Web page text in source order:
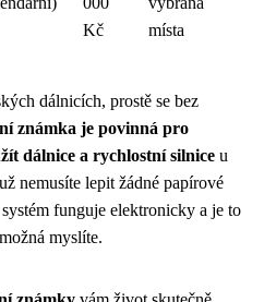
Kč
místa
dálnicích, prostě se bez
známka je povinná pro
dálnice a rychlostní silnice u
nemusíte lepit žádné papírové
funguje elektronicky a je to
myslíte.